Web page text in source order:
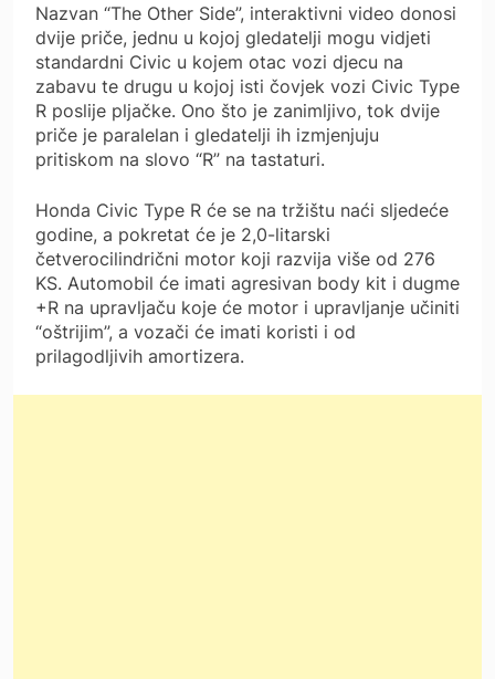
Nazvan “The Other Side”, interaktivni video donosi
dvije priče, jednu u kojoj gledatelji mogu vidjeti
standardni Civic u kojem otac vozi djecu na
zabavu te drugu u kojoj isti čovjek vozi Civic Type
R poslije pljačke. Ono što je zanimljivo, tok dvije
priče je paralelan i gledatelji ih izmjenjuju
pritiskom na slovo “R” na tastaturi.
Honda Civic Type R će se na tržištu naći sljedeće
godine, a pokretat će je 2,0-litarski
četverocilindrični motor koji razvija više od 276
KS. Automobil će imati agresivan body kit i dugme
+R na upravljaču koje će motor i upravljanje učiniti
“oštrijim”, a vozači će imati koristi i od
prilagodljivih amortizera.